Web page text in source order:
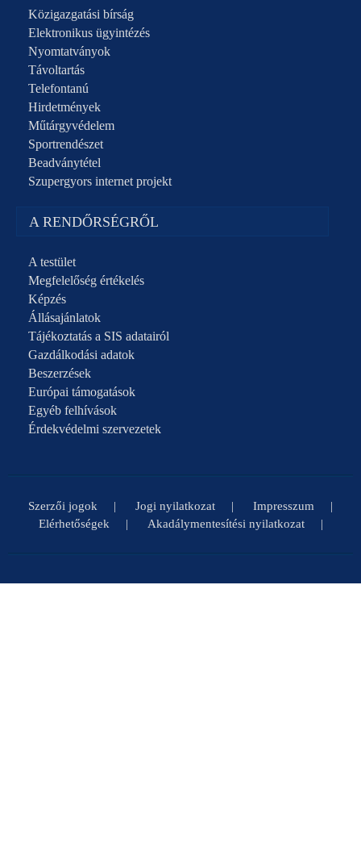
Közigazgatási bírság
Elektronikus ügyintézés
Nyomtatványok
Távoltartás
Telefontanú
Hirdetmények
Műtárgyvédelem
Sportrendészet
Beadványtétel
Szupergyors internet projekt
A RENDŐRSÉGRŐL
A testület
Megfelelőség értékelés
Képzés
Állásajánlatok
Tájékoztatás a SIS adatairól
Gazdálkodási adatok
Beszerzések
Európai támogatások
Egyéb felhívások
Érdekvédelmi szervezetek
Szerzői jogok Jogi nyilatkozat
Impresszum
Elérhetőségek
Akadálymentesítési nyilatkozat